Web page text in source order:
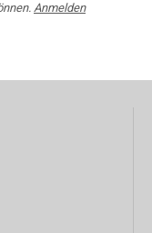
Anmelden